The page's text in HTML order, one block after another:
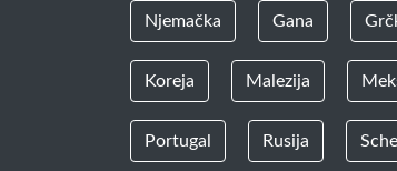
Njemačka Gana
Koreja Malezija
Portugal Rusija